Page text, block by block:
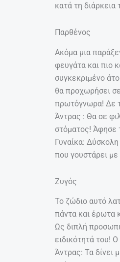
κατά τη διάρκεια
Παρθένος
Ακόμα μια
φευγάτα και πιο
συγκεκριμένο
θα προχωρήσει
πρωτόγνωρα! Δε
Άντρας : Θα σε
στόματος! Άφησε
Γυναίκα:
που γουστάρει
Ζυγός
Το ζώδιο αυτό
πάντα και έρωτα
Ως διπλή
ειδικότητά του!
Άντρας: Τα δίνει